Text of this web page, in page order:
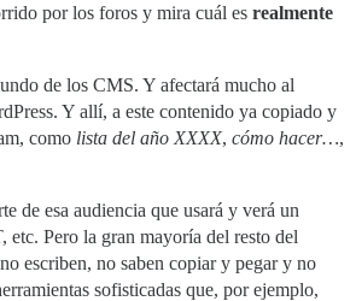
por los foros y mira cuál es realmente
de los CMS. Y afectará mucho al
Y allí, a este contenido ya copiado y
como lista del año XXXX, cómo hacer…,
de esa audiencia que usará y verá un
etc. Pero la gran mayoría del resto del
escriben, no saben copiar y pegar y no
sofisticadas que, por ejemplo,